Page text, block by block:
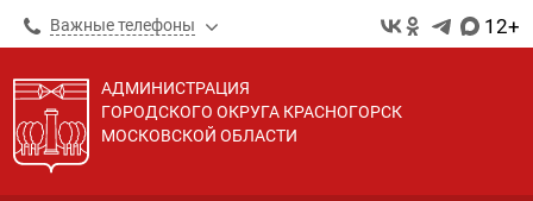
Важные телефоны 12+
АДМИНИСТРАЦИЯ
ГОРОДСКОГО ОКРУГА КРАСНОГОРСК
МОСКОВСКОЙ ОБЛАСТИ